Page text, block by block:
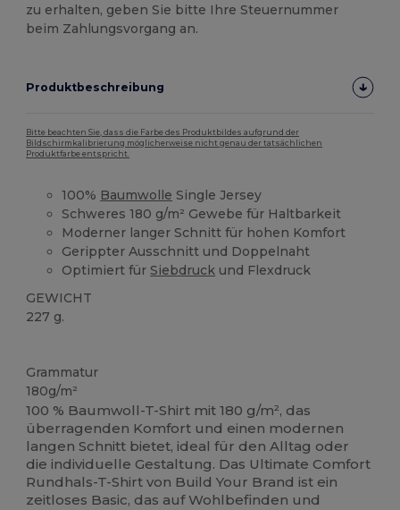
zu erhalten, geben Sie bitte Ihre Steuernummer
beim Zahlungsvorgang an.
Produktbeschreibung
Bitte beachten Sie, dass die Farbe des Produktbildes aufgrund der
Bildschirmkalibrierung möglicherweise nicht genau der tatsächlichen
Produktfarbe entspricht.
100% Baumwolle Single Jersey
Schweres 180 g/m² Gewebe für Haltbarkeit
Moderner langer Schnitt für hohen Komfort
Gerippter Ausschnitt und Doppelnaht
Optimiert fürSiebdruck und Flexdruck
GEWICHT
227 g.
Grammatur
180g/m²
100 % Baumwoll-T-Shirt mit 180 g/m², das
überragenden Komfort und einen modernen
langen Schnitt bietet, ideal für den Alltag oder
die individuelle Gestaltung. Das Ultimate Comfort
Rundhals-T-Shirt von Build Your Brand ist ein
zeitloses Basic, das auf Wohlbefinden und